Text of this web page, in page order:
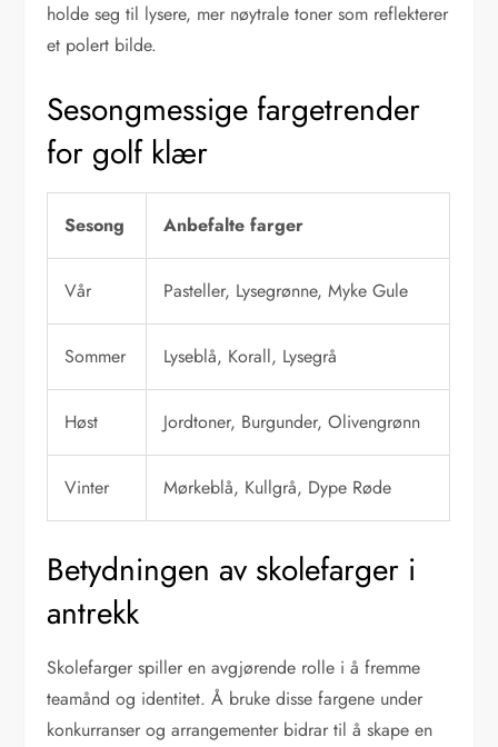
holde seg til lysere, mer nøytrale toner som reflekterer
et polert bilde.
Sesongmessige fargetrender
for golf klær
Sesong Anbefalte farger
Vår Pasteller, Lysegrønne, Myke Gule
Sommer Lyseblå, Korall, Lysegrå
Høst Jordtoner, Burgunder, Olivengrønn
Vinter Mørkeblå, Kullgrå, Dype Røde
Betydningen av skolefarger i
antrekk
Skolefarger spiller en avgjørende rolle i å fremme
teamånd og identitet. Å bruke disse fargene under
konkurranser og arrangementer bidrar til å skape en